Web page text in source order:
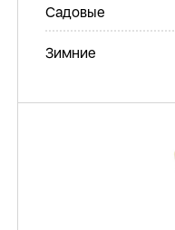
Садовые
Зимние